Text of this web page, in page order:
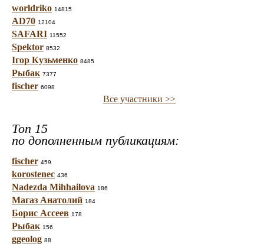
worldriko 14815
AD70 12104
SAFARI 11552
Spektor 8532
Ігор Кузьменко 8485
Рыбак 7377
fischer 6098
Все участники >>
Топ 15
по дополненным публикациям:
fischer 459
korostenec 436
Nadezda Mihhailova 186
Магаз Анатолий 184
Борис Ассеев 178
Рыбак 156
ggeolog 88